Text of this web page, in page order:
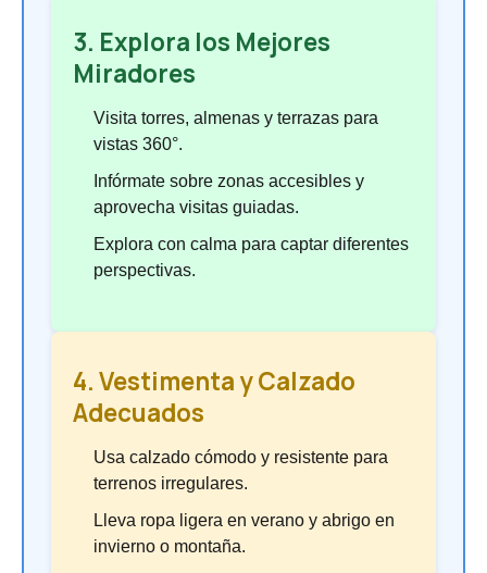
3. Explora los Mejores
Miradores
Visita torres, almenas y terrazas para
vistas 360°.
Infórmate sobre zonas accesibles y
aprovecha visitas guiadas.
Explora con calma para captar diferentes
perspectivas.
4. Vestimenta y Calzado
Adecuados
Usa calzado cómodo y resistente para
terrenos irregulares.
Lleva ropa ligera en verano y abrigo en
invierno o montaña.